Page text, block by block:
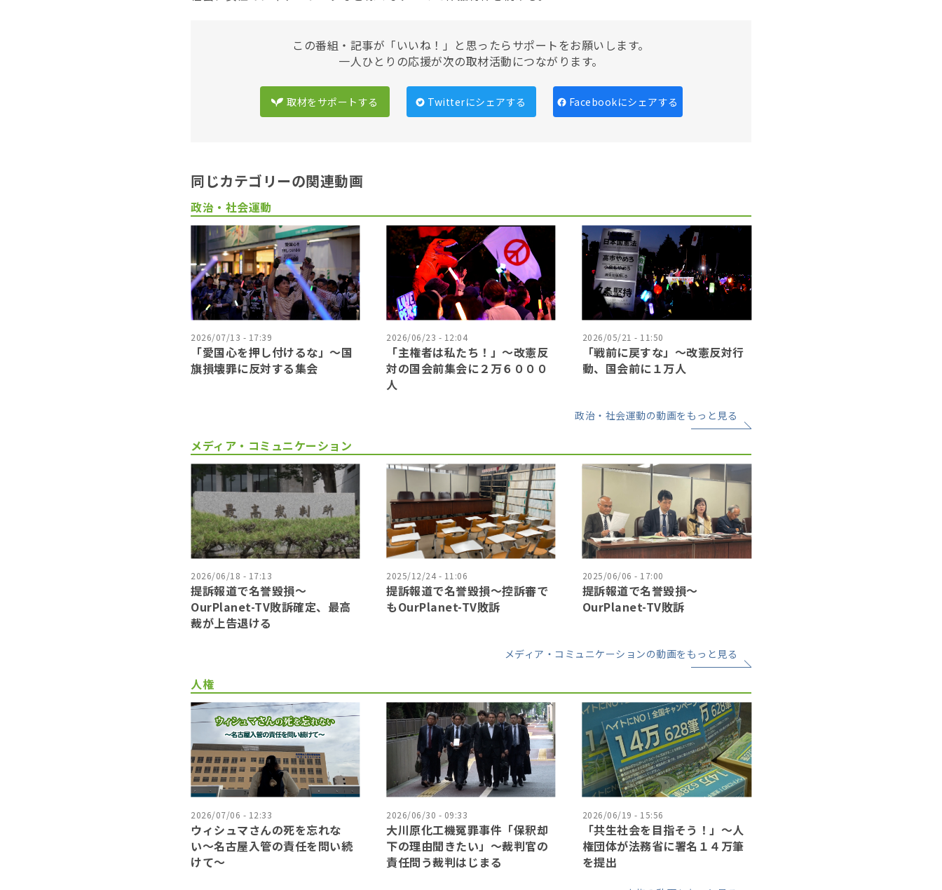
この番組・記事が「いいね！」と思ったらサポートをお願いします。
一人ひとりの応援が次の取材活動につながります。
取材をサポートする Twitterにシェアする Facebookにシェアする
同じカテゴリーの関連動画
政治・社会運動
2026/07/13 - 17:39
「愛国心を押し付けるな」〜国
旗損壊罪に反対する集会
2026/06/23 - 12:04
「主権者は私たち！」〜改憲反
対の国会前集会に２万６０００
人
2026/05/21 - 11:50
「戦前に戻すな」〜改憲反対行
動、国会前に１万人
政治・社会運動の動画をもっと見る
メディア・コミュニケーション
2026/06/18 - 17:13
提訴報道で名誉毀損〜
OurPlanet-TV敗訴確定、最高
裁が上告退ける
2025/12/24 - 11:06
提訴報道で名誉毀損〜控訴審で
もOurPlanet-TV敗訴
2025/06/06 - 17:00
提訴報道で名誉毀損〜
OurPlanet-TV敗訴
メディア・コミュニケーションの動画をもっと見る
人権
2026/07/06 - 12:33
ウィシュマさんの死を忘れな
い〜名古屋入管の責任を問い続
けて〜
2026/06/30 - 09:33
大川原化工機冤罪事件「保釈却
下の理由聞きたい」〜裁判官の
責任問う裁判はじまる
2026/06/19 - 15:56
「共生社会を目指そう！」〜人
権団体が法務省に署名１４万筆
を提出